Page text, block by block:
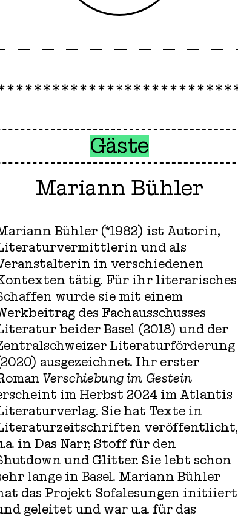
Gäste
Mariann Bühler
Bühler (*1982) ist Autorin,
und als
in verschiedenen
tätig. Für ihr literarisches
wurde sie mit einem
des Fachausschusses
beider Basel (2018) und der
Literaturförderung
ausgezeichnet. Ihr erster
Verschiebung im Gestein
im Herbst 2024 im Atlantis
Sie hat Texte in
veröffentlicht,
in Das Narr, Stoff für den
und Glitter. Sie lebt schon
lange in Basel. Mariann Bühler
das Projekt Sofalesungen initiiert
geleitet und war u.a. für das